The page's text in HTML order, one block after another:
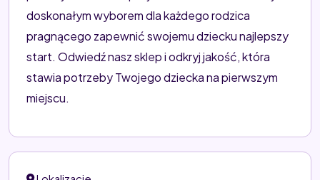
doskonałym wyborem dla każdego rodzica
pragnącego zapewnić swojemu dziecku najlepszy
start. Odwiedź nasz sklep i odkryj jakość, która
stawia potrzeby Twojego dziecka na pierwszym
miejscu.